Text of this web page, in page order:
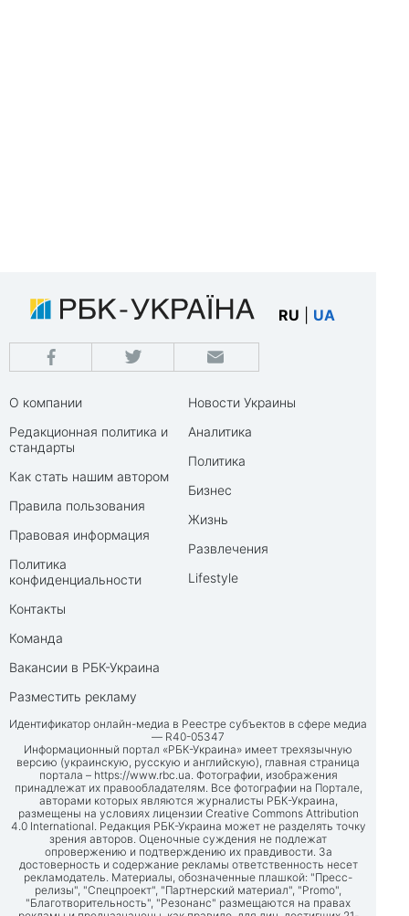
RU UA
О компании
Редакционная политика и
стандарты
Как стать нашим автором
Правила пользования
Правовая информация
Политика
конфиденциальности
Контакты
Команда
Вакансии в РБК-Украина
Разместить рекламу
Новости Украины
Аналитика
Политика
Бизнес
Жизнь
Развлечения
Lifestyle
Идентификатор онлайн-медиа в Реестре субъектов в сфере медиа
— R40-05347
Информационный портал «РБК-Украина» имеет трехязычную
версию (украинскую, русскую и английскую), главная страница
портала – https://www.rbc.ua. Фотографии, изображения
принадлежат их правообладателям. Все фотографии на Портале,
авторами которых являются журналисты РБК-Украина,
размещены на условиях лицензии Creative Commons Attribution
4.0 International. Редакция РБК-Украина может не разделять точку
зрения авторов. Оценочные суждения не подлежат
опровержению и подтверждению их правдивости. За
достоверность и содержание рекламы ответственность несет
рекламодатель. Материалы, обозначенные плашкой: "Пресс-
релизы", "Спецпроект", "Партнерский материал", "Promo",
"Благотворительность", "Резонанс" размещаются на правах